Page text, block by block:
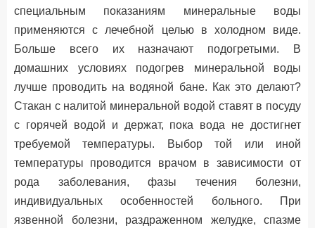
специальным показаниям минеральные воды
применяются с лечебной целью в холодном виде.
Больше всего их назначают подогретыми. В
домашних условиях подогрев минеральной воды
лучше проводить на водяной бане. Как это делают?
Стакан с налитой минеральной водой ставят в посуду
с горячей водой и держат, пока вода не достигнет
требуемой температуры. Выбор той или иной
температуры проводится врачом в зависимости от
рода заболевания, фазы течения болезни,
индивидуальных особенностей больного. При
язвенной болезни, раздраженном желудке, спазме